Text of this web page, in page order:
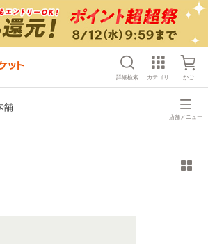
詳細検索 カテゴリ かご
舗
店舗メニュー